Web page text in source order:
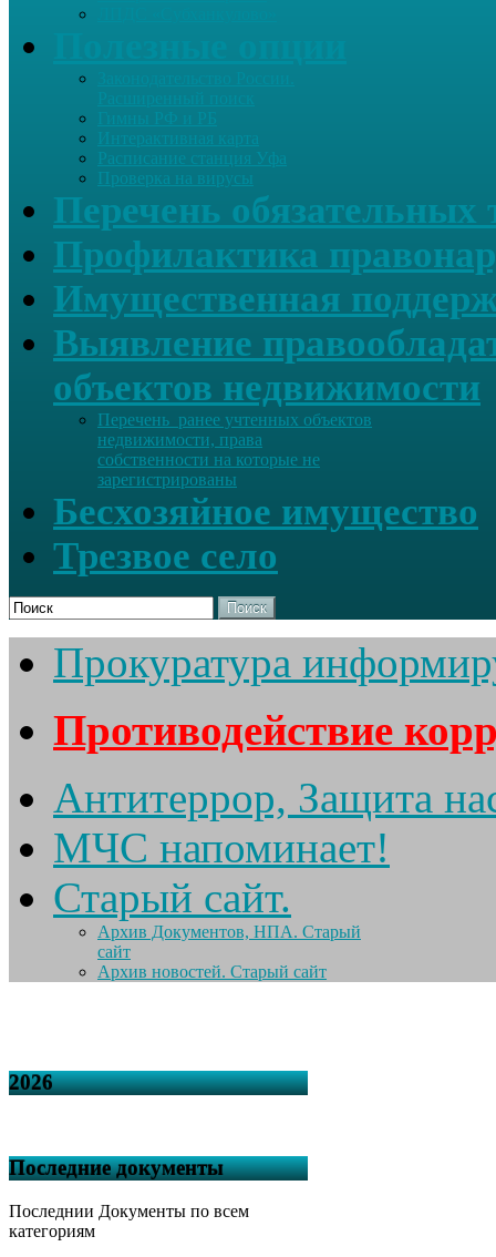
Интерактивная карта
Расписание станция Уфа
Проверка на вирусы
Перечень обязательных
Профилактика
Имущественная
Выявление
объектов недвижимости
Перечень ранее учтенных объектов
недвижимости, права
собственности на которые не
зарегистрированы
Бесхозяйное имущество
Трезвое село
Поиск
Прокуратура
Противодействие
Антитеррор, Защита
МЧС напоминает!
Старый сайт.
Архив Документов, НПА. Старый
сайт
Архив новостей. Старый сайт
2026
Последние документы
Последнии Документы по всем
категориям